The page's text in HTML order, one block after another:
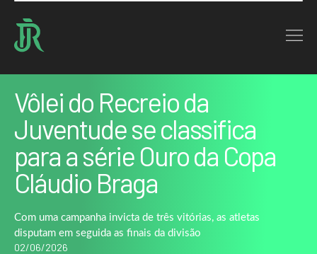
Home : Noticias : Vôlei do Recreio da Juventude se classifica para a série…
Vôlei do Recreio da
Juventude se classifica
para a série Ouro da Copa
Cláudio Braga
Com uma campanha invicta de três vitórias, as atletas
disputam em seguida as finais da divisão
02/06/2026